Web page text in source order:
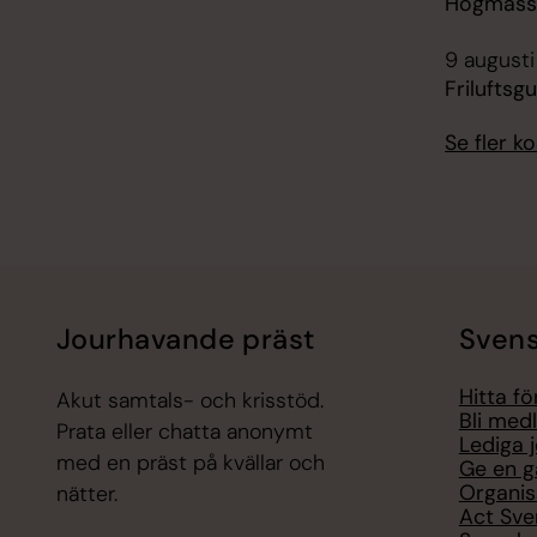
9
Se fler
Jourhavande präst
Akut samtals- och krisstöd.
Prata eller chatta anonymt
med en präst på kvällar och
nätter.
Hitta
Bli
Lediga
Ge en
Act